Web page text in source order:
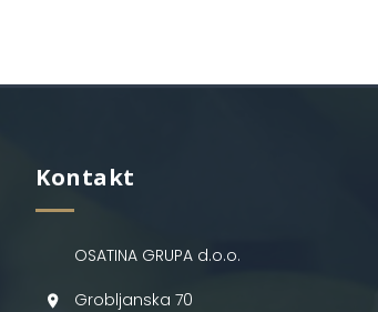
Kontakt
OSATINA GRUPA d.o.o.
Grobljanska 70